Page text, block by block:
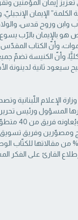
تعزيز إيمان المؤمنين
‏الكلمة” الإيمان
آب وابن وروح قدس،
هو بالإيمان بالرّب
وأنّ الكتاب
وأنّ الكنيسة تضمّ
‏سيعود ثانية لدينونة
الإعلام اللّبنانية
المسؤول ‏ورئيس
د. ادكار
ومصوّرين وفريق تسويق
تُخصّص المجلّة 70% من مقالاتها
إطلاع القارئ على الفكر